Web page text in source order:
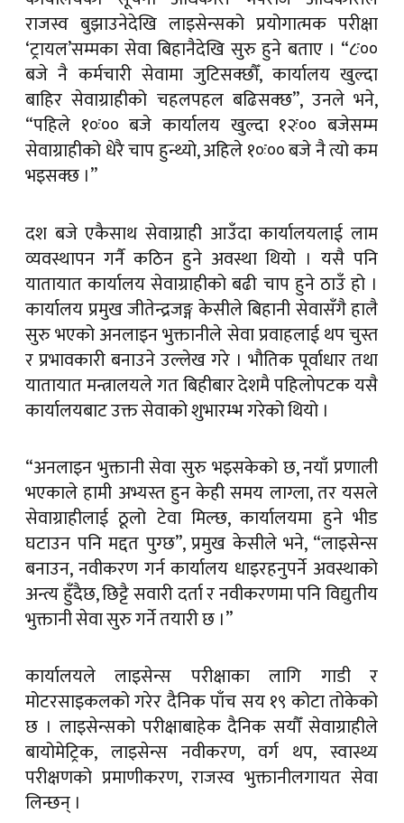
राजस्व बुझाउनेदेखि लाइसेन्सको प्रयोगात्मक परीक्षा
‘ट्रायल’सम्मका सेवा बिहानैदेखि सुरु हुने बताए । “८ः००
बजे नै कर्मचारी सेवामा जुटिसक्छौँ, कार्यालय खुल्दा
बाहिर सेवाग्राहीको चहलपहल बढिसक्छ”, उनले भने,
“पहिले १०ः०० बजे कार्यालय खुल्दा १२ः०० बजेसम्म
सेवाग्राहीको धेरै चाप हुन्थ्यो, अहिले १०ः०० बजे नै त्यो कम
भइसक्छ ।”
दश बजे एकैसाथ सेवाग्राही आउँदा कार्यालयलाई लाम
व्यवस्थापन गर्नै कठिन हुने अवस्था थियो । यसै पनि
यातायात कार्यालय सेवाग्राहीको बढी चाप हुने ठाउँ हो ।
कार्यालय प्रमुख जीतेन्द्रजङ्ग केसीले बिहानी सेवासँगै हालै
सुरु भएको अनलाइन भुक्तानीले सेवा प्रवाहलाई थप चुस्त
र प्रभावकारी बनाउने उल्लेख गरे । भौतिक पूर्वाधार तथा
यातायात मन्त्रालयले गत बिहीबार देशमै पहिलोपटक यसै
कार्यालयबाट उक्त सेवाको शुभारम्भ गरेको थियो ।
“अनलाइन भुक्तानी सेवा सुरु भइसकेको छ, नयाँ प्रणाली
भएकाले हामी अभ्यस्त हुन केही समय लाग्ला, तर यसले
सेवाग्राहीलाई ठूलो टेवा मिल्छ, कार्यालयमा हुने भीड
घटाउन पनि मद्दत पुग्छ”, प्रमुख केसीले भने, “लाइसेन्स
बनाउन, नवीकरण गर्न कार्यालय धाइरहनुपर्ने अवस्थाको
अन्त्य हुँदैछ, छिट्टै सवारी दर्ता र नवीकरणमा पनि विद्युतीय
भुक्तानी सेवा सुरु गर्ने तयारी छ ।”
कार्यालयले लाइसेन्स परीक्षाका लागि गाडी र
मोटरसाइकलको गरेर दैनिक पाँच सय १९ कोटा तोकेको
छ । लाइसेन्सको परीक्षाबाहेक दैनिक सयौँ सेवाग्राहीले
बायोमेट्रिक, लाइसेन्स नवीकरण, वर्ग थप, स्वास्थ्य
परीक्षणको प्रमाणीकरण, राजस्व भुक्तानीलगायत सेवा
लिन्छन् ।